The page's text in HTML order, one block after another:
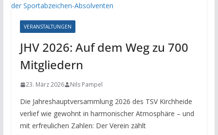
VERANSTALTUNGEN
JHV 2026: Auf dem Weg zu 700
Mitgliedern
23. März 2026 Nils Pampel
Die Jahreshauptversammlung 2026 des TSV Kirchheide
verlief wie gewohnt in harmonischer Atmosphäre – und
mit erfreulichen Zahlen: Der Verein zählt